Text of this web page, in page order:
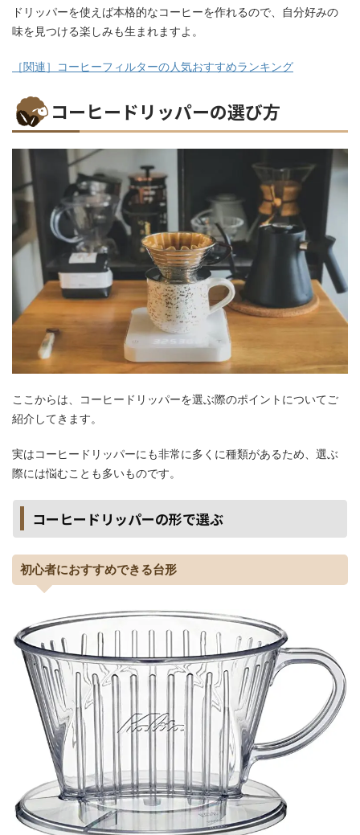
ドリッパーを使えば本格的なコーヒーを作れるので、自分好みの
味を見つける楽しみも生まれますよ。
［関連］コーヒーフィルターの人気おすすめランキング
コーヒードリッパーの選び方
ここからは、コーヒードリッパーを選ぶ際のポイントについてご
紹介してきます。
実はコーヒードリッパーにも非常に多くに種類があるため、選ぶ
際には悩むことも多いものです。
コーヒードリッパーの形で選ぶ
初心者におすすめできる台形